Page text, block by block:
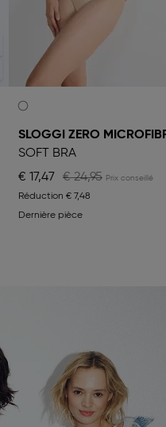
SLOGGI ZERO
SOFT BRA
€ 17,47
€ 24,95
Réduction € 7,48
Dernière pièce